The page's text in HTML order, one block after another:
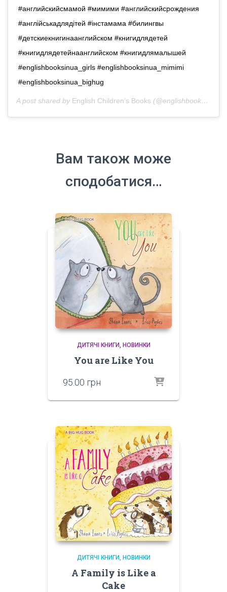
#английскийсмамой #мимими #английскийсрождения
#англійськадлядітей #iнстамама #билингвы
#детскиекнигинаанглийском #книгидлядетей
#книгидлядетейнаанглийском #книгидлямалышей
#englishbooksinua_girls #englishbooksinua_mimimi
#englishbooksinua_bighug
A post shared by English Children’s Books (@englishbooks.in.ua) on
Вам також може
сподобатися…
ДИТЯЧІ КНИГИ НОВИНКИ
You are Like You
95.00 грн
ДИТЯЧІ КНИГИ НОВИНКИ
A Family is Like a
Cake